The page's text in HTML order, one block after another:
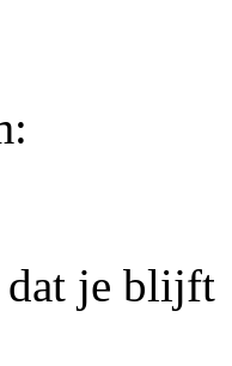
dat je blijft